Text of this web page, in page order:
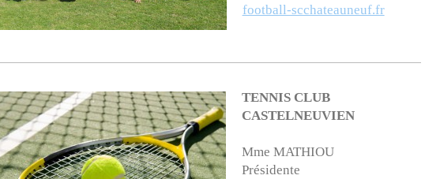
football-scchateauneuf.fr
TENNIS CLUB
CASTELNEUVIEN
Mme MATHIOU
Présidente